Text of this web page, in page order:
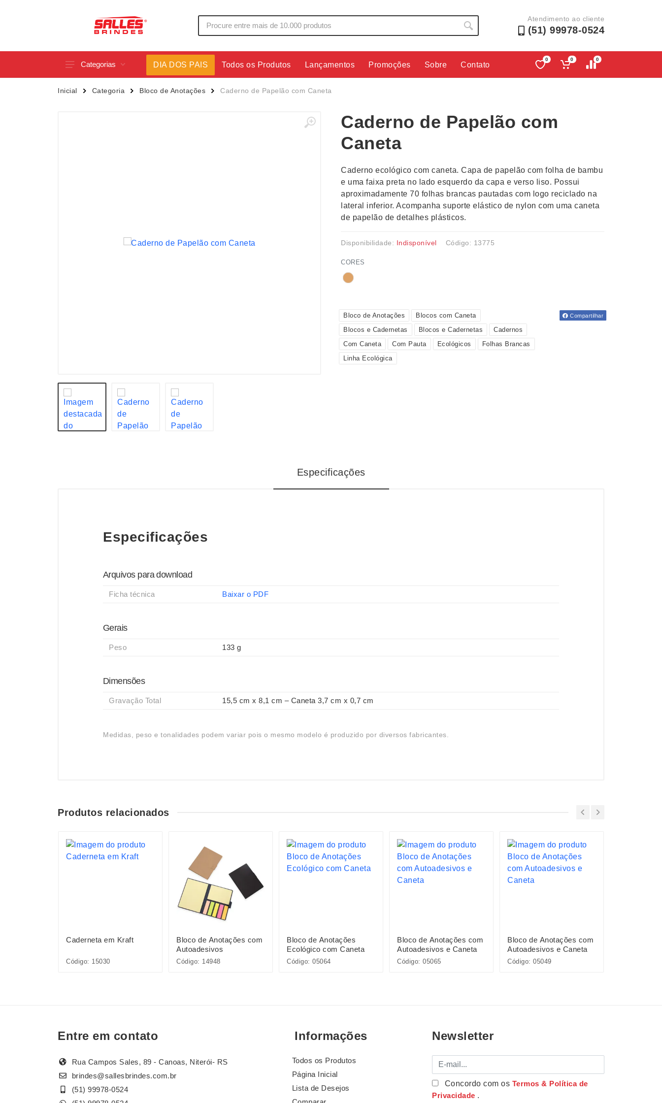
Atendimento ao cliente
(51) 99978-0524
Categorias
Acessórios p/ Celular
Canecas
Copos
Cuidados Pessoais
Esporte e Jogos
Fones de Ouvido
Informática e Telefonia
Kit Churrasco
Kit Queijo
Lanternas e Luminárias
Linha Ecológica
Malas Mochilas Bolsas
Microfones
Moda e Estilo
DIA DOS PAIS Todos os Produtos Lançamentos Promoções Sobre Contato
0 0 0
Inicial Categoria Bloco de Anotações Caderno de Papelão com Caneta
Caderno de Papelão com
Caneta
Caderno ecológico com caneta. Capa de papelão com folha de bambu
e uma faixa preta no lado esquerdo da capa e verso liso. Possui
aproximadamente 70 folhas brancas pautadas com logo reciclado na
lateral inferior. Acompanha suporte elástico de nylon com uma caneta
de papelão de detalhes plásticos.
Disponibilidade: Indisponível Código: 13775
CORES
Bloco de Anotações
Blocos com Caneta
Blocos e Cadernetas
Blocos e Cadernetas
Cadernos
Com Caneta
Com Pauta Ecológicos
Folhas Brancas
Linha Ecológica
Compartilhar
Especificações
Especificações
Arquivos para download
Ficha técnica Baixar o PDF
Gerais
Peso 133 g
Dimensões
Gravação Total 15,5 cm x 8,1 cm – Caneta 3,7 cm x 0,7 cm
Medidas, peso e tonalidades podem variar pois o mesmo modelo é produzido por diversos fabricantes.
Produtos relacionados
Caderneta em Kraft
Código: 15030
Bloco de Anotações com
Autoadesivos
Código: 14948
Bloco de Anotações
Ecológico com Caneta
Código: 05064
Bloco de Anotações com
Autoadesivos e Caneta
Código: 05065
Bloco de Anotações com
Autoadesivos e Caneta
Código: 05049
Entre em contato
Rua Campos Sales, 89 - Canoas, Niterói- RS
brindes@sallesbrindes.com.br
(51) 99978-0524
Informações
Todos os Produtos
Página Inicial
Lista de Desejos
Newsletter
E-mail
Concordo com os Termos & Política de
Privacidade .